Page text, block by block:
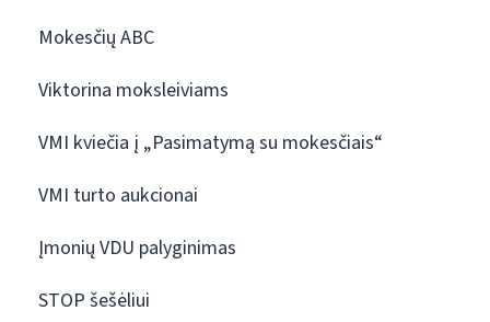
Mokesčių ABC
Viktorina moksleiviams
VMI kviečia į „Pasimatymą su mokesčiais“
VMI turto aukcionai
Įmonių VDU palyginimas
STOP šešėliui